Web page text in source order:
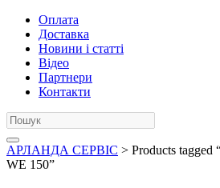
Оплата
Доставка
Новини і статті
Відео
Партнери
Контакти
АРЛАНДА СЕРВІС > Products tagged
WE 150”